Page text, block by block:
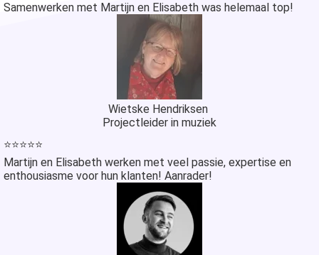
Samenwerken met Martijn en Elisabeth was helemaal top!
Wietske Hendriksen
Projectleider in muziek
⭐⭐⭐⭐⭐
Martijn en Elisabeth werken met veel passie, expertise en
enthousiasme voor hun klanten! Aanrader!